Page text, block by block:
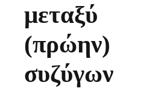
μεταξύ
(πρώην)
συζύγων